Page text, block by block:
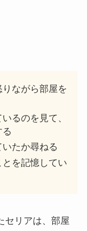
ながら部屋を
るのを見て、
たか尋ねる
を記憶してい
セリアは、部屋